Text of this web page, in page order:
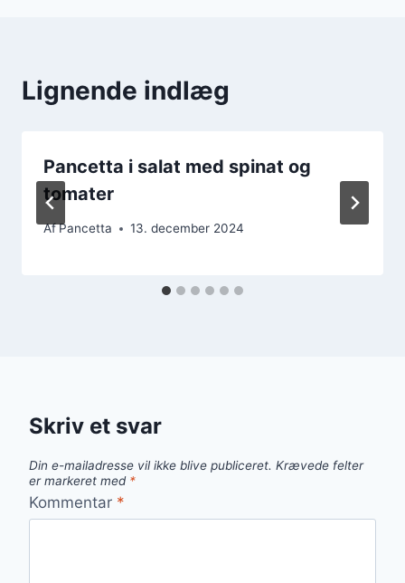
Lignende indlæg
Pancetta i salat med spinat og
tomater
AfPancetta 13. december 2024
Skriv et svar
Din e-mailadresse vil ikke blive publiceret. Krævede felter
er markeret med *
Kommentar *